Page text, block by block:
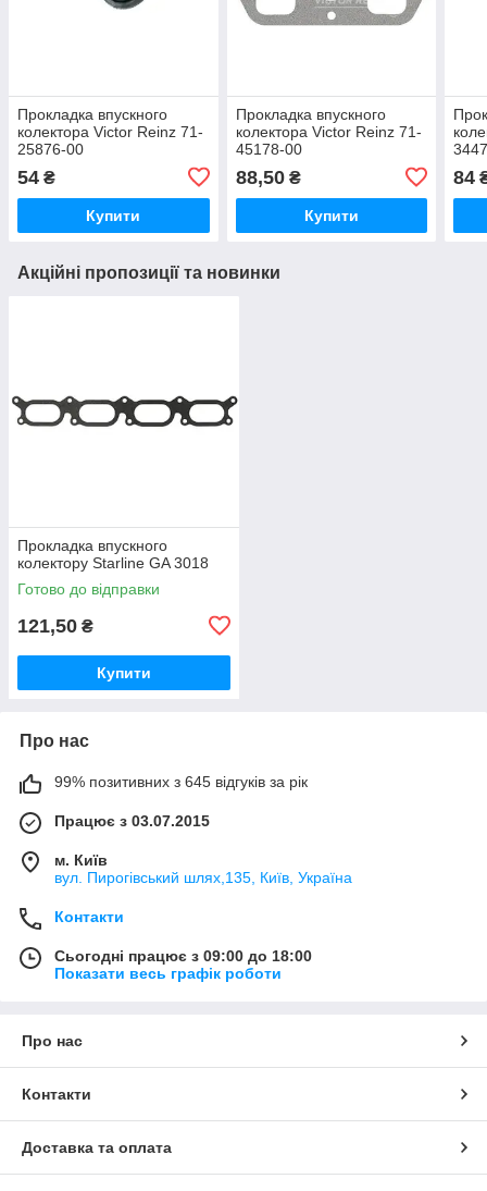
Прокладка впускного
колектора Victor Reinz 71-
25876-00
54 ₴
Купити
Прокладка впускного
колектора Victor Reinz 71-
45178-00
88,50₴
Купити
84
Акційні пропозиції та новинки
Прокладка впускного
колектору Starline GA 3018
Готово до відправки
121,50 ₴
Купити
Про нас
99% позитивних з 645 відгуків за рік
Працює з 03.07.2015
м. Київ
вул. Пирогівський шлях,135, Київ, Україна
Контакти
Сьогодні працює з 09:00 до 18:00
Показати весь графік роботи
Про нас
Контакти
Доставка та оплата